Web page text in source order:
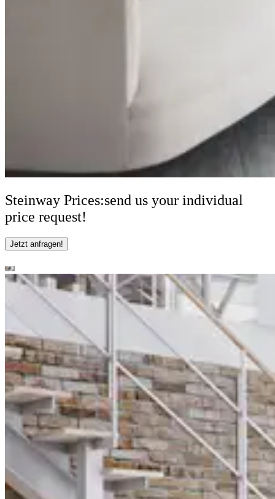
Steinway Prices:send us your individual
price request!
Jetzt anfragen!